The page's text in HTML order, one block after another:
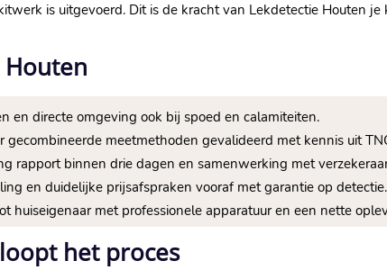
is uitgevoerd. Dit is de kracht van Lekdetectie Houten je
en directe omgeving ook bij spoed en calamiteiten.
gecombineerde meetmethoden gevalideerd met kennis uit
rapport binnen drie dagen en samenwerking met
en duidelijke prijsafspraken vooraf met garantie op detectie.
huiseigenaar met professionele apparatuur en een nette
het proces